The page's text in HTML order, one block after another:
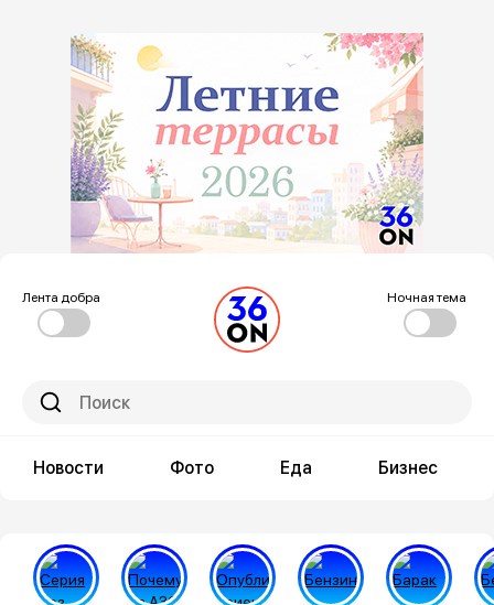
Лента добра Ночная тема
Новости Фото Еда Бизнес